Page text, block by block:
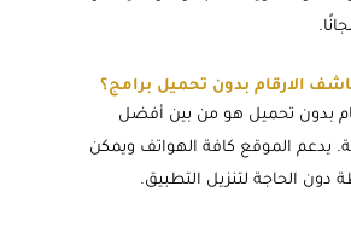
الارقام بدون تحميل برامج؟
بدون تحميل هو من بين أفضل
يدعم الموقع كافة الهواتف ويمكن
الحاجة لتنزيل التطبيق.